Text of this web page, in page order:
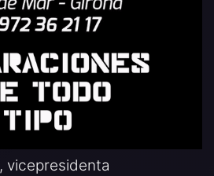
, vicepresidenta